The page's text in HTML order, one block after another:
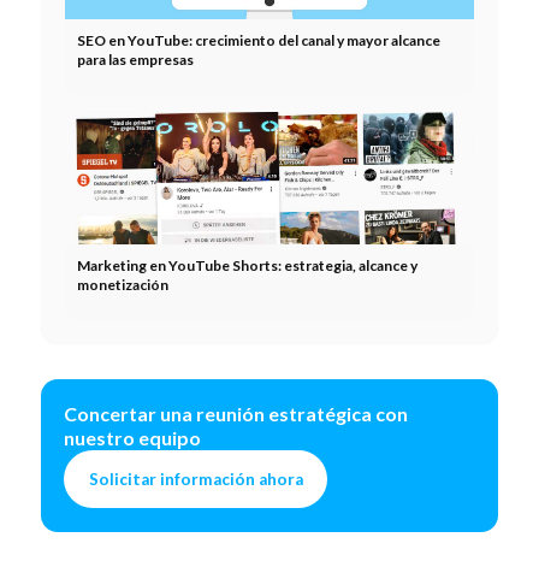
SEO en YouTube: crecimiento del canal y mayor alcance
para las empresas
Marketing en YouTube Shorts: estrategia, alcance y
monetización
Concertar una reunión estratégica con
nuestro equipo
Solicitar información ahora